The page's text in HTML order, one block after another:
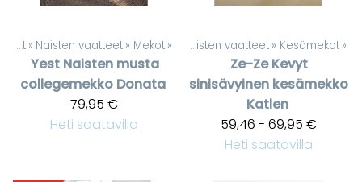
Tuotteet ‪» Naisten vaatteet ‪» Mekot ‪»
Yest Naisten musta
collegemekko Donata
79,95 €
Heti saatavilla
Tuotteet Naisten vaatteet ‪» Kesämekot ‪»
Ze-Ze Kevyt
sinisävyinen kesämekko
Katlen
59,46 - 69,95 €
Heti saatavilla